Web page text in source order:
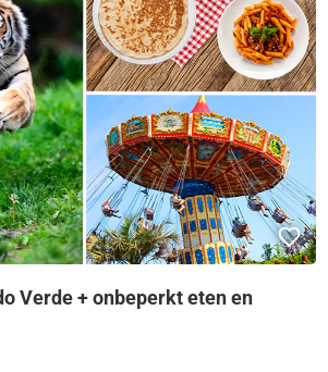
Verde + onbeperkt eten en